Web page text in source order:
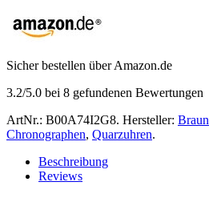
Sicher bestellen über Amazon.de
3.2/5.0 bei 8 gefundenen Bewertungen
ArtNr.: B00A74I2G8. Hersteller: Braun
Chronographen, Quarzuhren.
Beschreibung
Reviews